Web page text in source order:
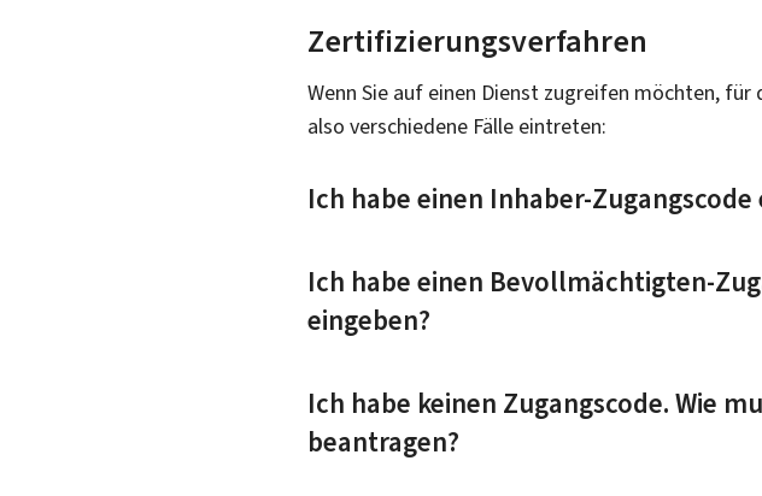
Zertifizierungsverfahren
Wenn Sie auf einen Dienst zugreifen möchten,
also verschiedene Fälle eintreten:
Ich habe einen Inhaber-
Ich habe einen Bevollmächtigten-
eingeben?
Ich habe keinen Zugangscode. Wie
beantragen?